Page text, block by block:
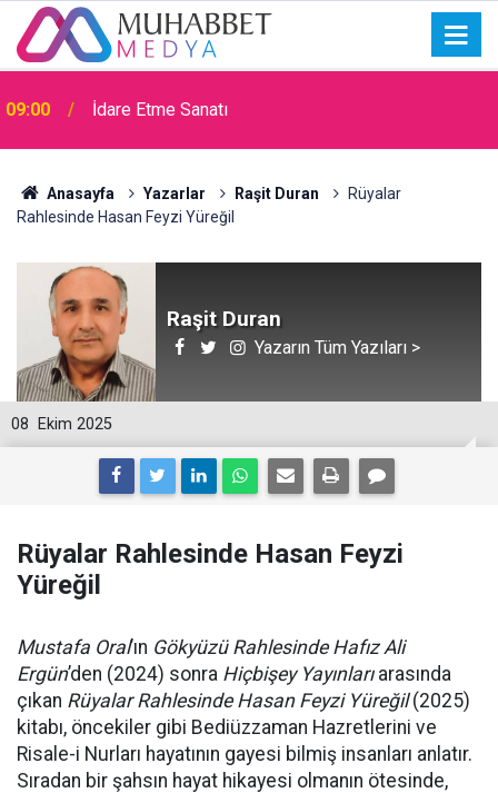
09:00 İdare Etme Sanatı
Anasayfa Yazarlar Raşit Duran
Rüyalar
Rahlesinde Hasan Feyzi Yüreğil
Raşit Duran
Yazarın Tüm Yazıları >
08 Ekim 2025
Rüyalar Rahlesinde Hasan Feyzi
Yüreğil
Mustafa Oral’ın Gökyüzü Rahlesinde Hafız Ali
Ergün’den (2024) sonra Hiçbişey Yayınlarıarasında
çıkan Rüyalar Rahlesinde Hasan Feyzi Yüreğil(2025)
kitabı, öncekiler gibi Bediüzzaman Hazretlerini ve
Risale-i Nurları hayatının gayesi bilmiş insanları anlatır.
Sıradan bir şahsın hayat hikayesi olmanın ötesinde,